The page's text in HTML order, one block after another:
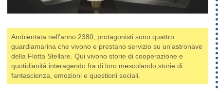
Ambientata nell'anno 2380, protagonisti sono quattro
guardiamarina che vivono e prestano servizio su un'astronave
della Flotta Stellare. Qui vivono storie di cooperazione e
quotidianità interagendo fra di loro mescolando storie di
fantascienza, emozioni e questioni sociali.